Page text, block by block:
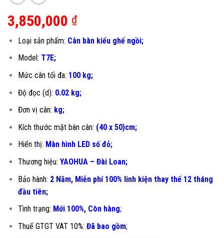
3,850,000 ₫
Loại sản phẩm: Cân bàn kiểu ghế ngồi;
Model: T7E;
Mức cân tối đa: 100 kg;
Độ đọc (d): 0.02 kg;
Đơn vị cân: kg;
Kích thước mặt bàn cân: (40 x 50)cm;
Hiển thị: Màn hình LED số đỏ;
Thương hiệu: YAOHUA – Đài Loan;
Bảo hành: 2 Năm, Miễn phí 100% linh kiện thay thế 12 tháng
đầu tiên;
Tình trạng: Mới 100%, Còn hàng;
Thuế GTGT VAT 10%: Đã bao gồm;